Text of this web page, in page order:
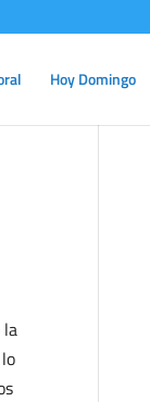
Hoy Domingo
la